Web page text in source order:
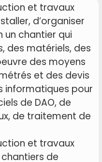
et travaux
d’organiser
un chantier qui
des matériels, des
des moyens
et des devis
informatiques pour
de DAO, de
de traitement de
et travaux
de